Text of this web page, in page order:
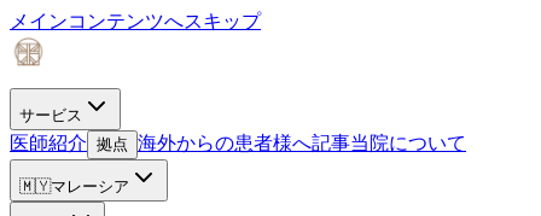
メインコンテンツへスキップ
サービス
医師紹介 拠点 海外からの患者様へ記事当院について
🇲🇾マレーシア